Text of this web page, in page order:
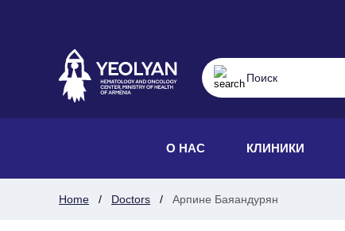
О НАС КЛИНИКИ
Home Doctors Арпине Баяандурян